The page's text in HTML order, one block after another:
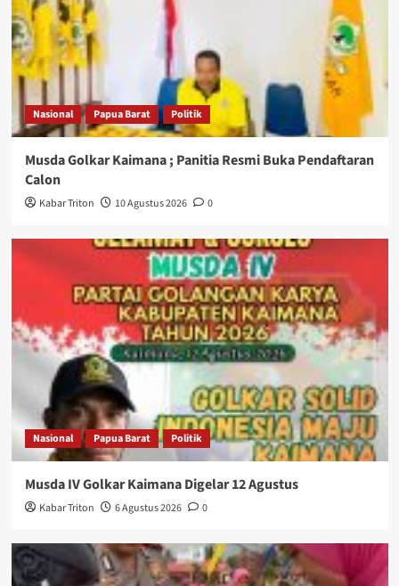
Nasional Papua Barat Politik
Musda Golkar Kaimana ; Panitia Resmi Buka Pendaftaran
Calon
Kabar Triton 10 Agustus 2026 0
Nasional Papua Barat Politik
Musda IV Golkar Kaimana Digelar 12 Agustus
Kabar Triton 6 Agustus 2026 0